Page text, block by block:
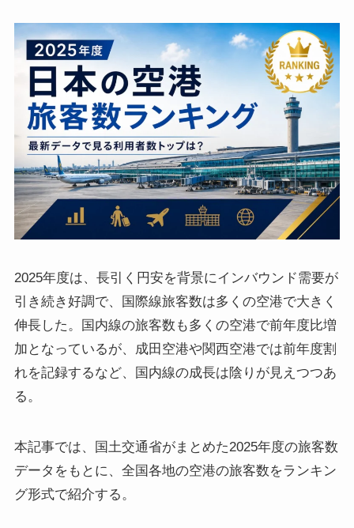
2025年度は、長引く円安を背景にインバウンド需要が
引き続き好調で、国際線旅客数は多くの空港で大きく
伸長した。国内線の旅客数も多くの空港で前年度比増
加となっているが、成田空港や関西空港では前年度割
れを記録するなど、国内線の成長は陰りが見えつつあ
る。
本記事では、国土交通省がまとめた2025年度の旅客数
データをもとに、全国各地の空港の旅客数をランキン
グ形式で紹介する。